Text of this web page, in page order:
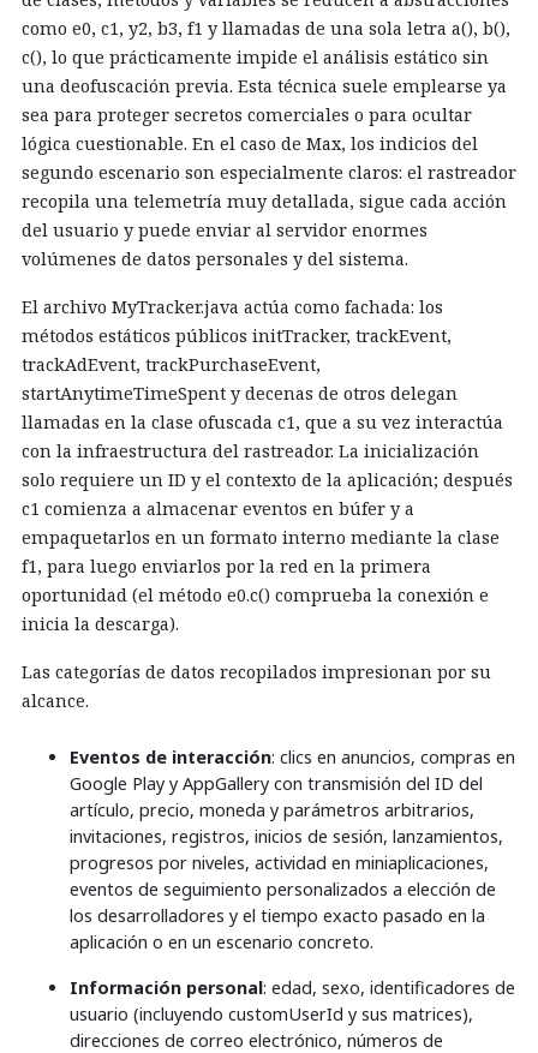
como e0, c1, y2, b3, f1 y llamadas de una sola letra a(), b(),
c(), lo que prácticamente impide el análisis estático sin
una deofuscación previa. Esta técnica suele emplearse ya
sea para proteger secretos comerciales o para ocultar
lógica cuestionable. En el caso de Max, los indicios del
segundo escenario son especialmente claros: el rastreador
recopila una telemetría muy detallada, sigue cada acción
del usuario y puede enviar al servidor enormes
volúmenes de datos personales y del sistema.
El archivo MyTracker.java actúa como fachada: los
métodos estáticos públicos initTracker, trackEvent,
trackAdEvent, trackPurchaseEvent,
startAnytimeTimeSpent y decenas de otros delegan
llamadas en la clase ofuscada c1, que a su vez interactúa
con la infraestructura del rastreador. La inicialización
solo requiere un ID y el contexto de la aplicación; después
c1 comienza a almacenar eventos en búfer y a
empaquetarlos en un formato interno mediante la clase
f1, para luego enviarlos por la red en la primera
oportunidad (el método e0.c() comprueba la conexión e
inicia la descarga).
Las categorías de datos recopilados impresionan por su
alcance.
Eventos de interacción: clics en anuncios, compras en
Google Play y AppGallery con transmisión del ID del
artículo, precio, moneda y parámetros arbitrarios,
invitaciones, registros, inicios de sesión, lanzamientos,
progresos por niveles, actividad en miniaplicaciones,
eventos de seguimiento personalizados a elección de
los desarrolladores y el tiempo exacto pasado en la
aplicación o en un escenario concreto.
Información personal: edad, sexo, identificadores de
usuario (incluyendo customUserId y sus matrices),
direcciones de correo electrónico, números de